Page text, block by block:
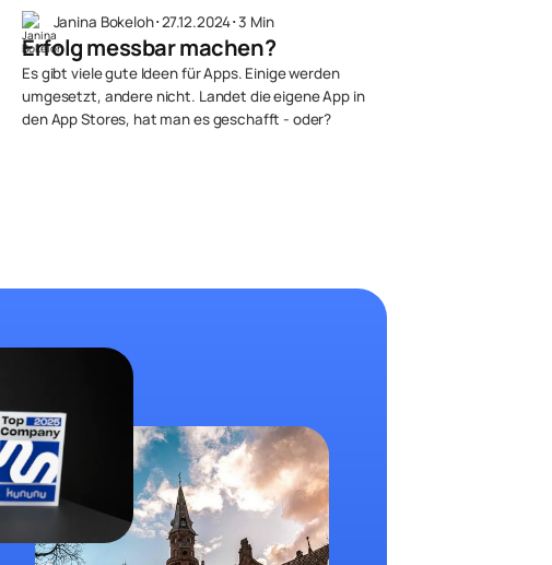
Janina Bokeloh･27.12.2024･3 Min
Erfolg messbar machen?
Es gibt viele gute Ideen für Apps. Einige werden
umgesetzt, andere nicht. Landet die eigene App in
den App Stores, hat man es geschafft - oder?